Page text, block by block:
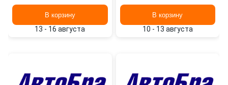
В корзину
13 - 16 августа
В корзину
10 - 13 августа